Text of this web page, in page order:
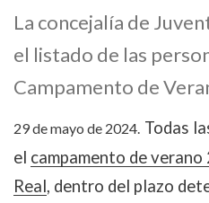
La concejalía de
el listado de las
Campamento de
29 de mayo de 2024. Todas
el campamento de
Real, dentro del plazo